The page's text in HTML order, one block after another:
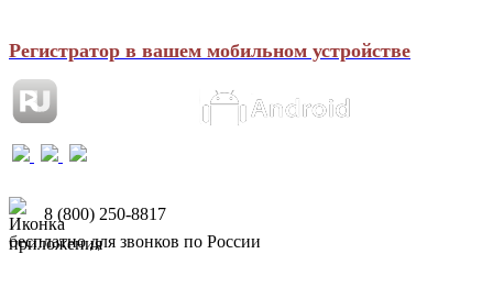
Регистратор в вашем мобильном устройстве
8 (800) 250-8817
бесплатно для звонков по России